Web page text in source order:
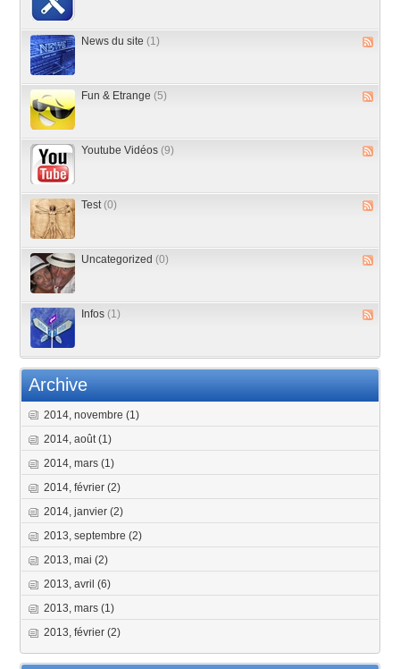
News du site (1)
Fun & Etrange (5)
Youtube Vidéos (9)
Test (0)
Uncategorized (0)
Infos (1)
Archive
2014, novembre(1)
2014, août(1)
2014, mars(1)
2014, février(2)
2014, janvier(2)
2013, septembre(2)
2013, mai(2)
2013, avril(6)
2013, mars(1)
2013, février(2)